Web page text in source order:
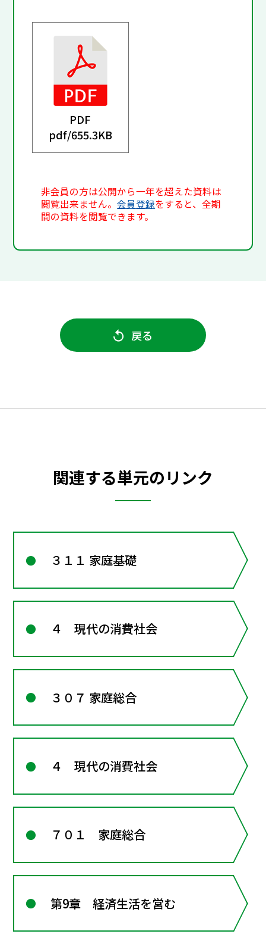
PDF
pdf/655.3KB
非会員の方は公開から一年を超えた資料は
閲覧出来ません。会員登録をすると、全期
間の資料を閲覧できます。
戻る
関連する単元のリンク
３１１ 家庭基礎
４ 現代の消費社会
３０７ 家庭総合
４ 現代の消費社会
７０１ 家庭総合
第9章 経済生活を営む